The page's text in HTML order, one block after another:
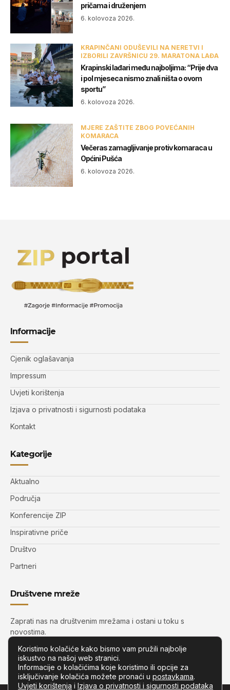
pričama i druženjem
6. kolovoza 2026.
KRAPINČANI ODUŠEVILI NA NERETVI I
IZBORILI ZAVRŠNICU 29. MARATONA LAĐA
Krapinski lađari među najboljima: “Prije dva
i pol mjeseca nismo znali ništa o ovom
sportu”
6. kolovoza 2026.
MJERE ZAŠTITE ZBOG POVEĆANIH
KOMARACA
Večeras zamagljivanje protiv komaraca u
Općini Pušća
6. kolovoza 2026.
Informacije
Cjenik oglašavanja
Impressum
Uvjeti korištenja
Izjava o privatnosti i sigurnosti podataka
Kontakt
Kategorije
Aktualno
Područja
Konferencije ZIP
Inspirativne priče
Društvo
Partneri
Društvene mreže
Zaprati nas na društvenim mrežama i ostani u toku s
novostima.
Koristimo kolačiće kako bismo vam pružili najbolje
iskustvo na našoj web stranici.
Informacije o kolačićima koje koristimo ili opcije za
isključivanje kolačića možete pronaći u postavkama.
Uvjeti korištenja i Izjava o privatnosti i sigurnosti podataka